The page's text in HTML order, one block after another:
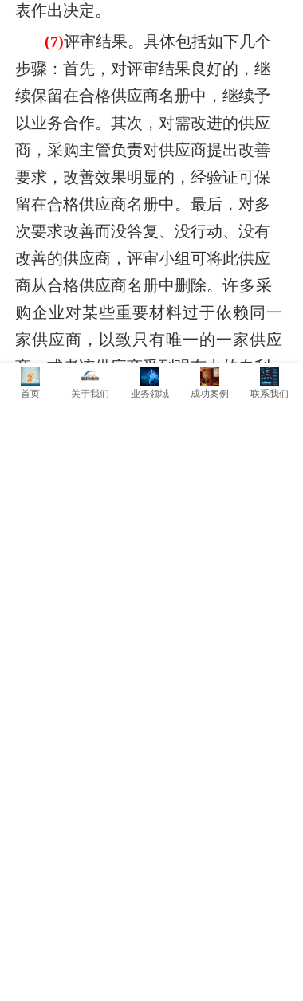
表作出决定。
(7)评审结果。具体包括如下几个
步骤：首先，对评审结果良好的，继
续保留在合格供应商名册中，继续予
以业务合作。其次，对需改进的供应
商，采购主管负责对供应商提出改善
要求，改善效果明显的，经验证可保
留在合格供应商名册中。最后，对多
次要求改善而没答复、没行动、没有
改善的供应商，评审小组可将此供应
商从合格供应商名册中删除。许多采
购企业对某些重要材料过于依赖同一
家供应商，以致只有唯一的一家供应
商，或者该供应商受到强有力的专利
保护，任何其他商家都不能生产同类
首页 关于我们 业务领域 成功案例 联系我们